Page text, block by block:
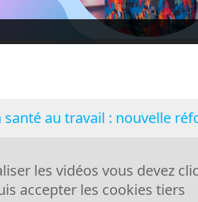
au travail : nouvelle
les vidéos vous devez
accepter les cookies tiers